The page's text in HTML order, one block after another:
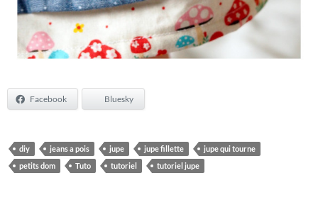
Facebook Bluesky
diy jeans a pois jupe jupe fillette
jupe qui tourne
petits dom
Tuto tutoriel tutoriel jupe